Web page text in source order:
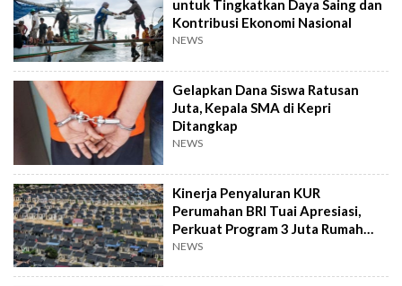
untuk Tingkatkan Daya Saing dan
Kontribusi Ekonomi Nasional
NEWS
Gelapkan Dana Siswa Ratusan
Juta, Kepala SMA di Kepri
Ditangkap
NEWS
Kinerja Penyaluran KUR
Perumahan BRI Tuai Apresiasi,
Perkuat Program 3 Juta Rumah
Pemerintah
NEWS